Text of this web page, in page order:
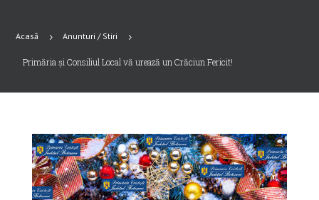
Acasă 5 Anunturi / Stiri 5
Primăria și Consiliul Local vă urează un Crăciun Fericit!